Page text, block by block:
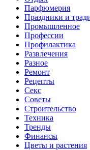
Парфюмерия
Праздники и
Промышленное
Профессии
Профилактика
Развлечения
Разное
Ремонт
Рецепты
Секс
Советы
Строительство
Техника
Тренды
Финансы
Цветы и растения